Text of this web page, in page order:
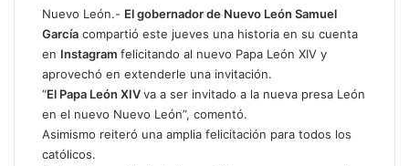
t
s
A
p
a
r
p
o
Nuevo León.- El gobernador de Nuevo León Samuel
García compartió este jueves una historia en su cuenta
en Instagram felicitando al nuevo Papa León XIV y
aprovechó en extenderle una invitación.
“El Papa León XIVva a ser invitado a la nueva presa León
en el nuevo Nuevo León”, comentó.
Asimismo reiteró una amplia felicitación para todos los
católicos.